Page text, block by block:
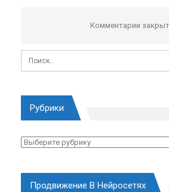
Комментарии
Рубрики
Рубрики
Продвижение В Нейросетях